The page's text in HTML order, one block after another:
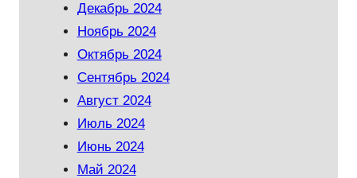
Декабрь 2024
Ноябрь 2024
Октябрь 2024
Сентябрь 2024
Август 2024
Июль 2024
Июнь 2024
Май 2024